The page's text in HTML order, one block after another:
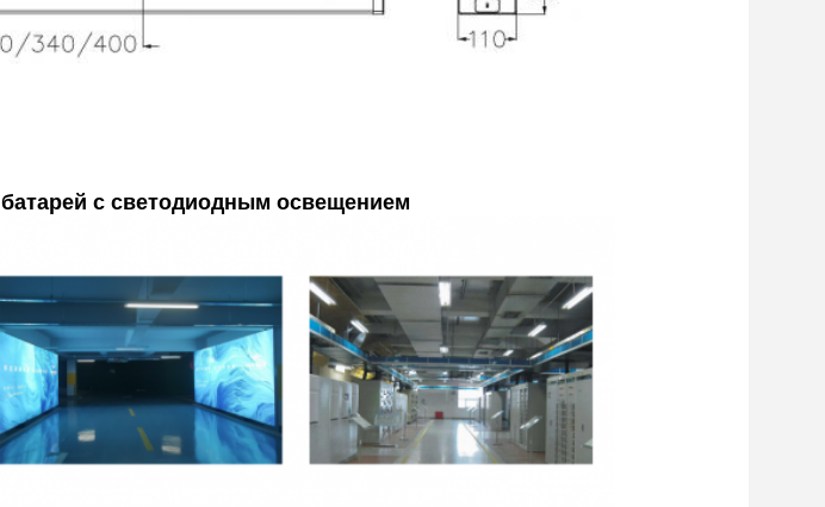
с светодиодным освещением